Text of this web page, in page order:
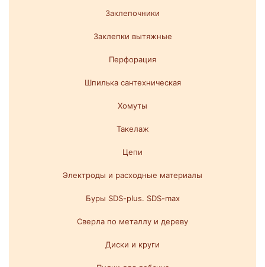
Заклепочники
Заклепки вытяжные
Перфорация
Шпилька сантехническая
Хомуты
Такелаж
Цепи
Электроды и расходные материалы
Буры SDS-plus. SDS-max
Сверла по металлу и дереву
Диски и круги